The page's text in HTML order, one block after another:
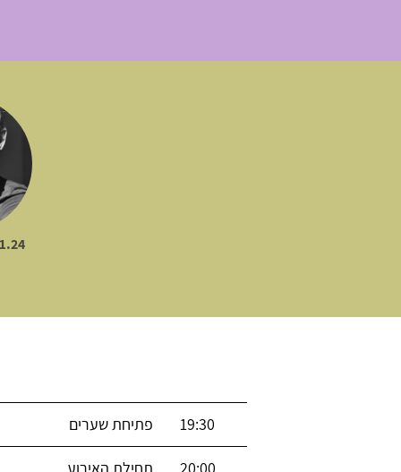
28.11.24
19:30 פתיחת שערים